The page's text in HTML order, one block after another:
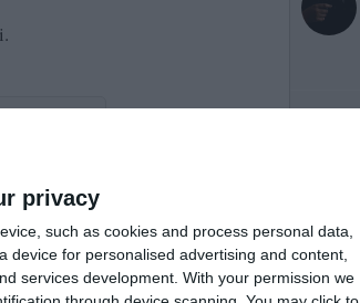
privacy
such as cookies and process personal data,
for personalised advertising and content,
services development. With your permission we